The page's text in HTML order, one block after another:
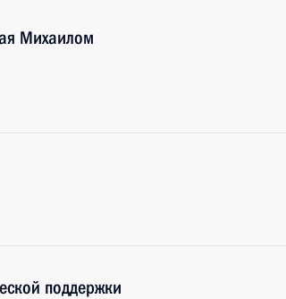
Михаилом
поддержки